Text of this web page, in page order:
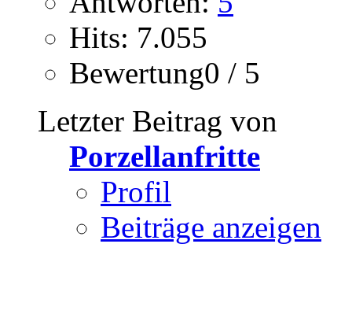
Hits: 7.055
Bewertung0 / 5
Letzter Beitrag von
Porzellanfritte
Profil
Beiträge anzeigen